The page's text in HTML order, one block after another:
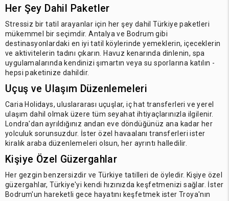
Her Şey Dahil Paketler
Stressiz bir tatil arayanlar için her şey dahil Türkiye paketleri
mükemmel bir seçimdir. Antalya ve Bodrum gibi
destinasyonlardaki en iyi tatil köylerinde yemeklerin, içeceklerin
ve aktivitelerin tadını çıkarın. Havuz kenarında dinlenin, spa
uygulamalarında kendinizi şımartın veya su sporlarına katılın -
hepsi paketinize dahildir.
Uçuş ve Ulaşım Düzenlemeleri
Caria Holidays, uluslararası uçuşlar, iç hat transferleri ve yerel
ulaşım dahil olmak üzere tüm seyahat ihtiyaçlarınızla ilgilenir.
Londra'dan ayrıldığınız andan eve döndüğünüz ana kadar her
yolculuk sorunsuzdur. İster özel havaalanı transferleri ister
kiralık araba düzenlemeleri olsun, her ayrıntı halledilir.
Kişiye Özel Güzergahlar
Her gezgin benzersizdir ve Türkiye tatilleri de öyledir. Kişiye özel
güzergahlar, Türkiye'yi kendi hızınızda keşfetmenizi sağlar. İster
Bodrum'un hareketli gece hayatını keşfetmek ister Troya'nın